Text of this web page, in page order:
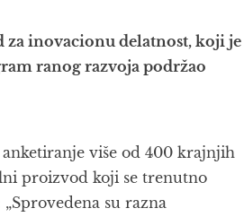
inovacionu delatnost, koji je
ranog razvoja podržao
više od 400 krajnjih
proizvod koji se trenutno
su razna